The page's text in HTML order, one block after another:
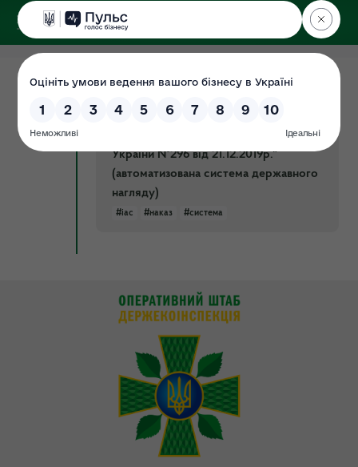
ДЕРЖЕКОІНСПЕКЦІЯ
Поліського округу
06.07.2021
Документ
здійснення заходів контролю
дотримання вимог доручення ДЕІ
України №296 від 21.12.2019р."
(автоматизована система державного
нагляду)
#іас #наказ #система